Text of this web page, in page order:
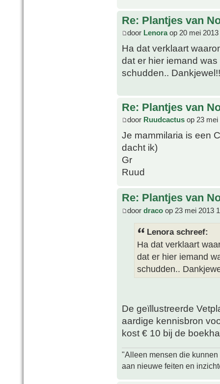
Re: Plantjes van
door Lenoraop 20 mei 2013
Ha dat verklaart
dat er hier iemand
schudden..
Re: Plantjes van
door Ruudcactus op 23 mei
Je mammilaria is een
dacht ik)
Gr
Ruud
Re: Plantjes van
door draco op 23 mei 2013
Lenora schreef:
Ha dat verklaart
dat er hier iemand
schudden..
De geïllustreerde
aardige kennisbron
kost € 10 bij de
"Alleen mensen die
aan nieuwe feiten en